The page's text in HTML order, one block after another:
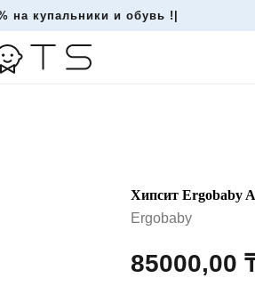
на купальники и обувь !|
Хипсит Ergobaby
Ergobaby
85000,00